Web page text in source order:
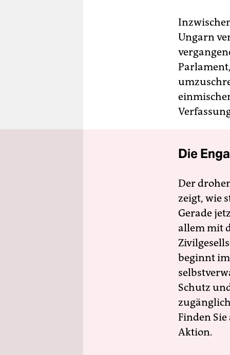
Ungarn
Die
Der
zeigt, wie
Gerade
allem mit
beginnt
Schutz
Finden
Aktion.